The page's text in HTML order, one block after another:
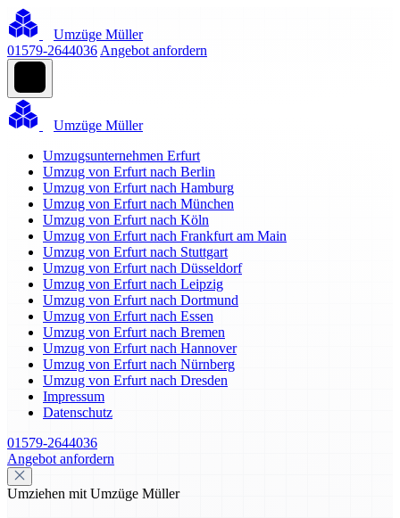
Umzüge Müller
01579-2644036 Angebot anfordern
Umzüge Müller
Umzugsunternehmen Erfurt
Umzug von Erfurt nach Berlin
Umzug von Erfurt nach Hamburg
Umzug von Erfurt nach München
Umzug von Erfurt nach Köln
Umzug von Erfurt nach Frankfurt am Main
Umzug von Erfurt nach Stuttgart
Umzug von Erfurt nach Düsseldorf
Umzug von Erfurt nach Leipzig
Umzug von Erfurt nach Dortmund
Umzug von Erfurt nach Essen
Umzug von Erfurt nach Bremen
Umzug von Erfurt nach Hannover
Umzug von Erfurt nach Nürnberg
Umzug von Erfurt nach Dresden
Impressum
Datenschutz
01579-2644036
Angebot anfordern
Umziehen mit Umzüge Müller